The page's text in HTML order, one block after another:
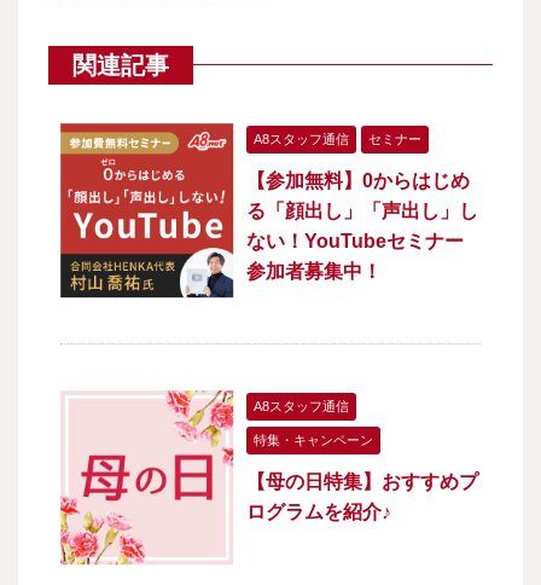
関連記事
A8スタッフ通信 セミナー
【参加無料】0からはじめ
る「顔出し」「声出し」し
ない！YouTubeセミナー
参加者募集中！
A8スタッフ通信
特集・キャンペーン
【母の日特集】おすすめプ
ログラムを紹介♪